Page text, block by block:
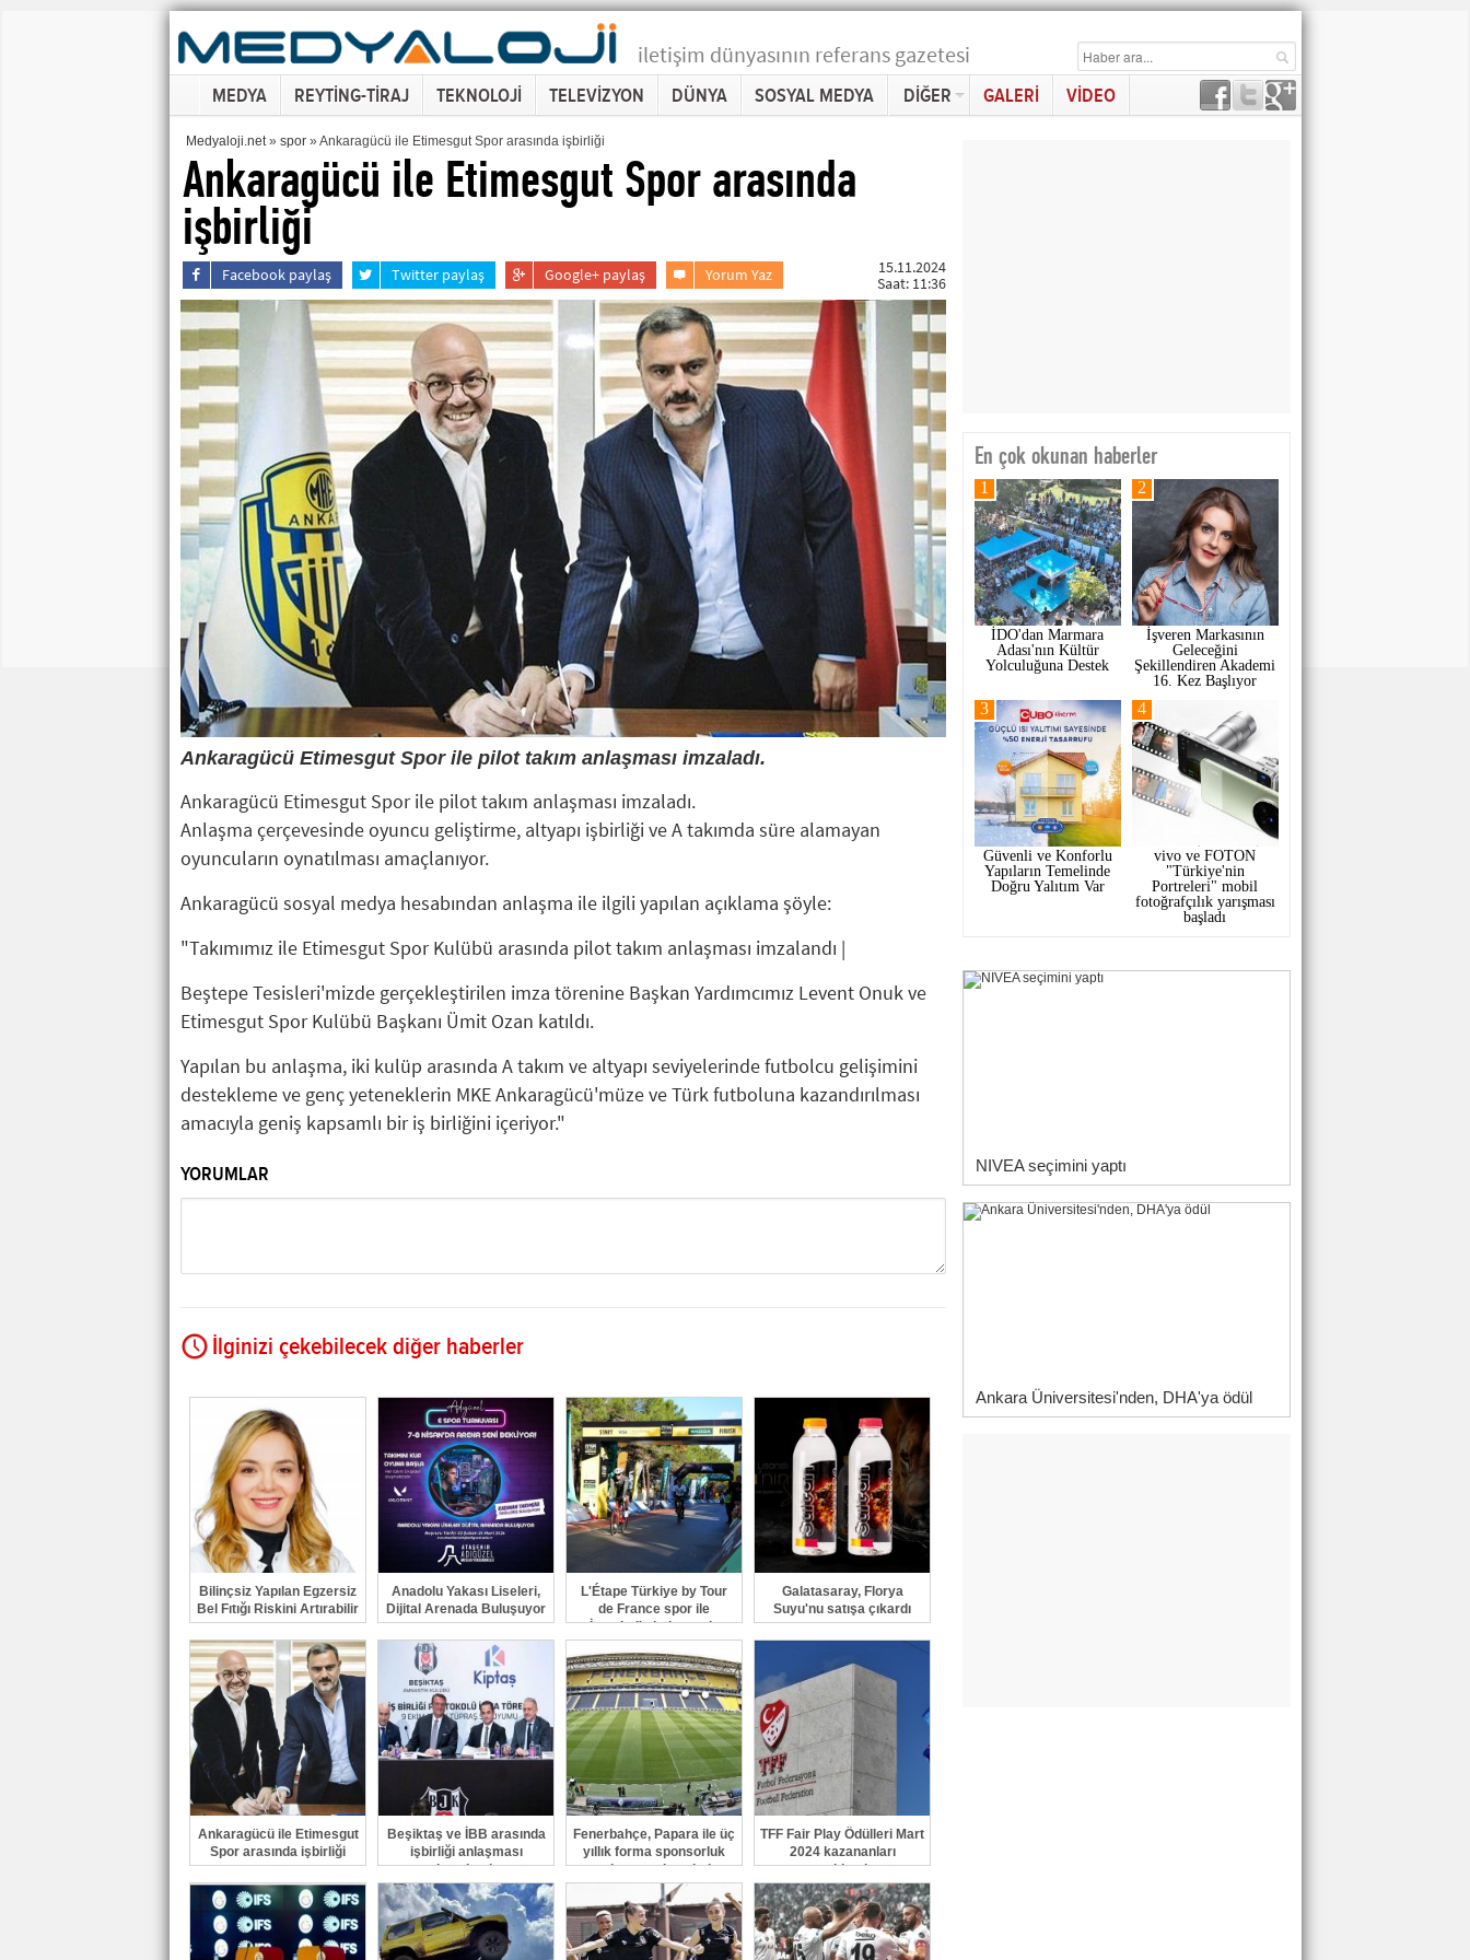
iletişim dünyasının referans gazetesi
MEDYA REYTİNG-TİRAJ TEKNOLOJİ TELEVİZYON DÜNYA SOSYAL MEDYA DİĞER GALERİ VİDEO
Ankaragücü ile Etimesgut Spor arasında
işbirliği
Medyaloji.net» spor» Ankaragücü ile Etimesgut Spor arasında işbirliği
Facebook paylaş Twitter paylaş Google+ paylaş Yorum Yaz
15.11.2024
Saat: 11:36
Ankaragücü Etimesgut Spor ile pilot takım anlaşması imzaladı.
Ankaragücü Etimesgut Spor ile pilot takım anlaşması imzaladı.
Anlaşma çerçevesinde oyuncu geliştirme, altyapı işbirliği ve A takımda süre alamayan
oyuncuların oynatılması amaçlanıyor.
Ankaragücü sosyal medya hesabından anlaşma ile ilgili yapılan açıklama şöyle:
"Takımımız ile Etimesgut Spor Kulübü arasında pilot takım anlaşması imzalandı |
Beştepe Tesisleri'mizde gerçekleştirilen imza törenine Başkan Yardımcımız Levent Onuk ve
Etimesgut Spor Kulübü Başkanı Ümit Ozan katıldı.
Yapılan bu anlaşma, iki kulüp arasında A takım ve altyapı seviyelerinde futbolcu gelişimini
destekleme ve genç yeteneklerin MKE Ankaragücü'müze ve Türk futboluna kazandırılması
amacıyla geniş kapsamlı bir iş birliğini içeriyor."
YORUMLAR
GÖNDER
İlginizi çekebilecek diğer haberler
Bilinçsiz Yapılan Egzersiz
Bel Fıtığı Riskini Artırabilir
Anadolu Yakası Liseleri,
Dijital Arenada Buluşuyor
L'Étape Türkiye by Tour
de France spor ile
İstanbul'u buluşturdu
Galatasaray, Florya
Suyu'nu satışa çıkardı
Ankaragücü ile Etimesgut
Spor arasında işbirliği
Beşiktaş ve İBB arasında
işbirliği anlaşması
imzalandı
Fenerbahçe, Papara ile üç
yıllık forma sponsorluk
anlaşması imzaladı
TFF Fair Play Ödülleri Mart
2024 kazananları
açıklandı
En çok okunan haberler
İDO'dan Marmara
Adası'nın Kültür
Yolculuğuna Destek
1
İşveren Markasının
Geleceğini
Şekillendiren Akademi
16. Kez Başlıyor
2
Güvenli ve Konforlu
Yapıların Temelinde
Doğru Yalıtım Var
3
vivo ve FOTON
"Türkiye'nin
Portreleri" mobil
fotoğrafçılık yarışması
başladı
4
NIVEA seçimini yaptı
Ankara Üniversitesi'nden, DHA'ya ödül